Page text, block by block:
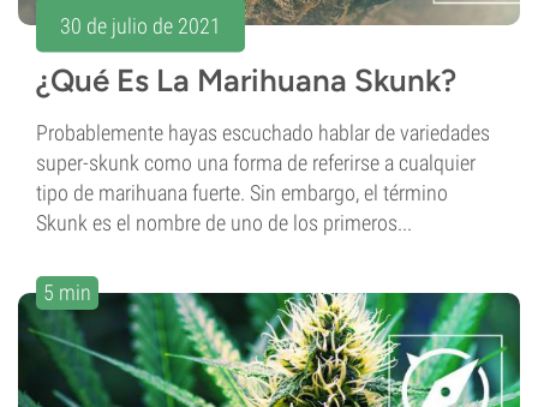
30 de julio de 2021
¿Qué Es La Marihuana Skunk?
Probablemente hayas escuchado hablar de variedades
super-skunk como una forma de referirse a cualquier
tipo de marihuana fuerte. Sin embargo, el término
Skunk es el nombre de uno de los primeros...
5 min